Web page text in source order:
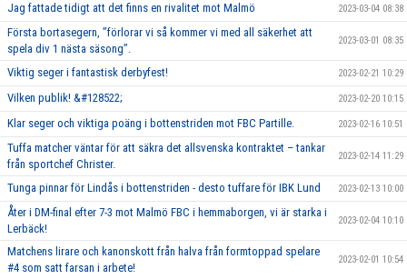
Jag fattade tidigt att det finns en rivalitet mot Malmö 2023-03-04 08:38
Första bortasegern, ’’förlorar vi så kommer vi med all säkerhet att
spela div 1 nästa säsong’’.
2023-03-01 08:35
Viktig seger i fantastisk derbyfest! 2023-02-21 10:29
Vilken publik! &#128522; 2023-02-20 10:15
Klar seger och viktiga poäng i bottenstriden mot FBC Partille. 2023-02-16 10:51
Tuffa matcher väntar för att säkra det allsvenska kontraktet – tankar
från sportchef Christer.
2023-02-14 11:29
Tunga pinnar för Lindås i bottenstriden - desto tuffare för IBK Lund 2023-02-13 10:00
Åter i DM-final efter 7-3 mot Malmö FBC i hemmaborgen, vi är starka i
Lerbäck!
2023-02-04 10:10
Matchens lirare och kanonskott från halva från formtoppad spelare
#4 som satt farsan i arbete!
2023-02-01 10:54